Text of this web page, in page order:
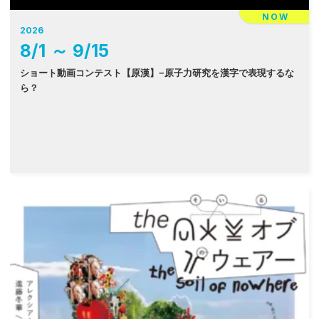
NOW
2026
8/1 ～ 9/15
ショート動画コンテスト【原漢】−原子力研究を漢字で表現するな
ら？